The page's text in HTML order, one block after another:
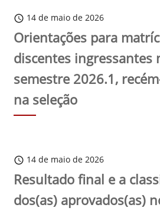
schedule 14 de maio de 2026
Orientações para
discentes ingressantes
semestre 2026.1,
na seleção
schedule 14 de maio de 2026
Resultado final e a
dos(as) aprovados(as)